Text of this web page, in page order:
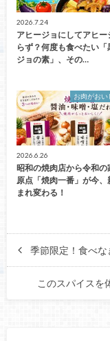
2026.7.24
アヒージョにしてアヒー
らず？何度も食べたい「
ジョの素」、その…
お肉がお
2026.6.26
昭和の焼肉店から令和の
原点「焼肉一番」が今、
まれ変わる！
季節限定！食べ
このスパイス